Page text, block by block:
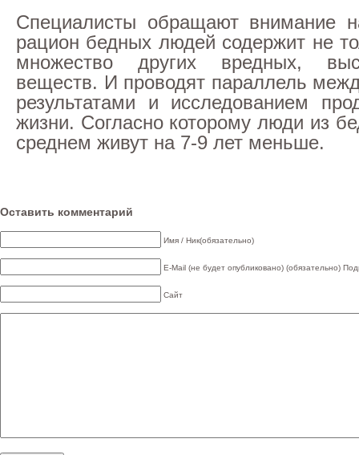
Специалисты обращают внимание
рацион бедных людей содержит не
множество других вредных,
веществ. И проводят параллель
результатами и исследованием
жизни. Согласно которому люди из
среднем живут на 7-9 лет меньше.
Оставить комментарий
Имя / Ник(обязательно)
E-Mail (не будет опубликовано) (обязательно)
Сайт